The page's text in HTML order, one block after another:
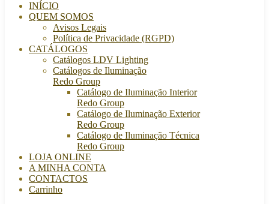
INÍCIO
QUEM SOMOS
Avisos Legais
Política de Privacidade (RGPD)
CATÁLOGOS
Catálogos LDV Lighting
Catálogos de Iluminação
Redo Group
Catálogo de Iluminação Interior
Redo Group
Catálogo de Iluminação Exterior
Redo Group
Catálogo de Iluminação Técnica
Redo Group
LOJA ONLINE
A MINHA CONTA
CONTACTOS
Carrinho